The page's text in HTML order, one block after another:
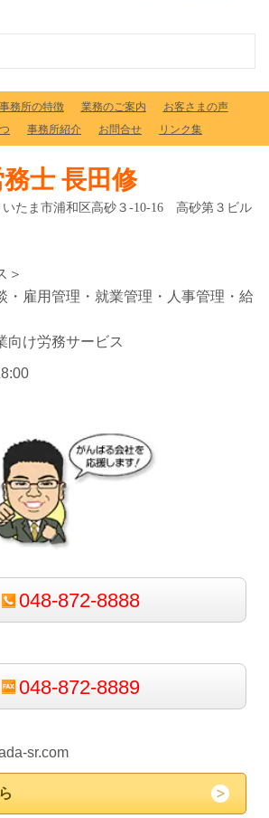
務所の特徴 業務のご案内
お客さまの声
事務所紹介 お問合せ リンク集
士 長田修
たま市浦和区高砂３-10-16 高砂第３ビル
＞
・雇用管理・就業管理・人事管理・給
向け労務サービス
048-872-8888
048-872-8889
sr.com